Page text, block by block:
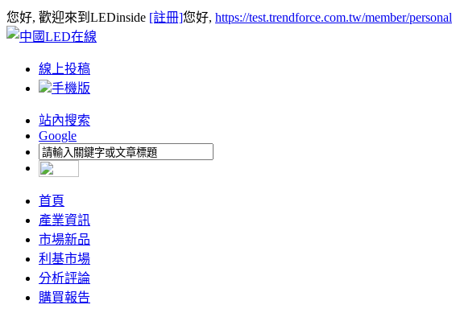
您好, 歡迎來到LEDinside [註冊]您好, https://test.trendforce.com.tw/member/personal
線上投稿
手機版
站內搜索
Google
首頁
產業資訊
市場新品
利基市場
分析評論
購買報告